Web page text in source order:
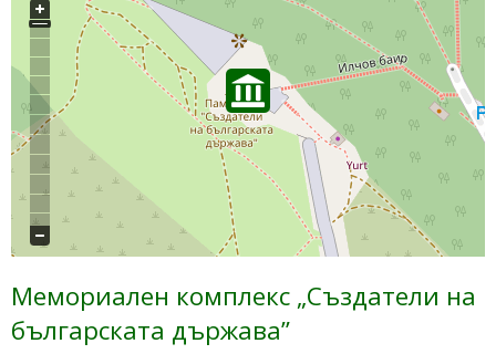
Мемориален комплекс „Създатели на
българската държава”